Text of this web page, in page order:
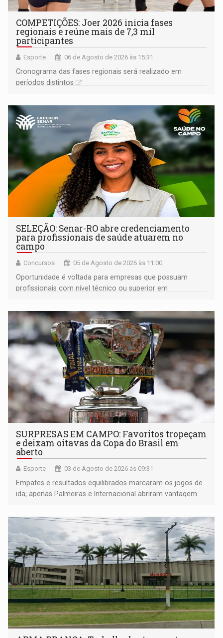
COMPETIÇÕES: Joer 2026 inicia fases
regionais e reúne mais de 7,3 mil
participantes
Esporte 06 de Agosto de 2026 às 15:31
Cronograma das fases regionais será realizado em
períodos distintos
SELEÇÃO: Senar-RO abre credenciamento
para profissionais de saúde atuarem no
campo
Concursos 05 de Agosto de 2026 às 11:00
Oportunidade é voltada para empresas que possuam
profissionais com nível técnico ou superior em
SURPRESAS EM CAMPO: Favoritos tropeçam
e deixam oitavas da Copa do Brasil em
aberto
Esporte 03 de Agosto de 2026 às 09:31
Empates e resultados equilibrados marcaram os jogos de
ida; apenas Palmeiras e Internacional abriram vantagem